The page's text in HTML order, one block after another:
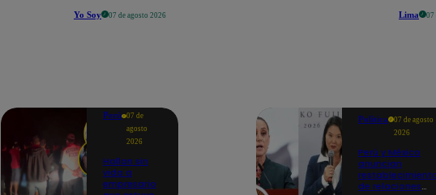
Yo Soy 07 de agosto 2026 Lima 07
Perú 07 de
agosto
2026
Hallan sin
vida a
empresario
Política
07 de agosto
2026
Perú y México
anuncian
de relaciones